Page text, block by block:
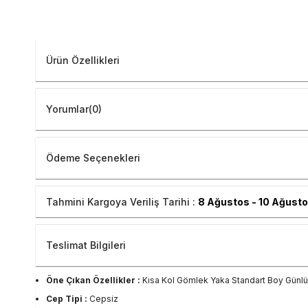
Ürün Özellikleri
Yorumlar(0)
Ödeme Seçenekleri
Tahmini Kargoya Veriliş Tarihi : 8 Ağustos - 10
Teslimat Bilgileri
Öne Çıkan Özellikler : Kısa Kol Gömlek Yaka Standart Boy
Cep Tipi : Cepsiz